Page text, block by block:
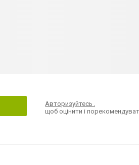
Авторизуйтесь
щоб оцінити і